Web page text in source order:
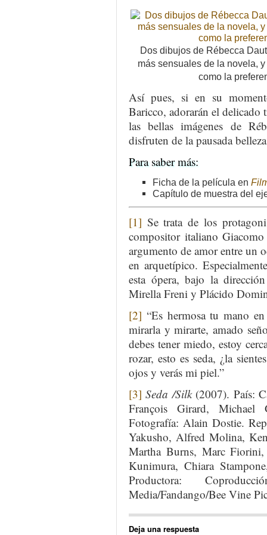
Dos dibujos de Rébecca
más sensuales de la novela,
como la
Así pues, si en su
Baricco, adorarán el delicado
las bellas imágenes de
disfruten de la pausada
Para saber más:
Ficha de la película en
Capítulo de muestra del
[1] Se trata de los
compositor italiano
argumento de amor entre un
en arquetípico.
esta ópera, bajo la
Mirella Freni y Plácido
[2] “Es hermosa tu mano
mirarla y mirarte, amado
debes tener miedo, estoy
rozar, esto es seda, ¿la
ojos y verás mi piel.”
[3] Seda /Silk(2007). País:
François Girard, Michael
Fotografía: Alain Dostie.
Yakusho, Alfred Molina,
Martha Burns, Marc
Kunimura, Chiara
Productora:
Media/Fandango/Bee Vine
Deja una respuesta